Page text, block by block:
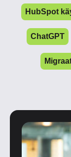
HubSpot
ChatGPT